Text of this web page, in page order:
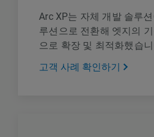
Arc XP는 자체 개발 솔루
루션으로 전환해 엣지의
으로 확장 및 최적화했습
고객 사례 확인하기